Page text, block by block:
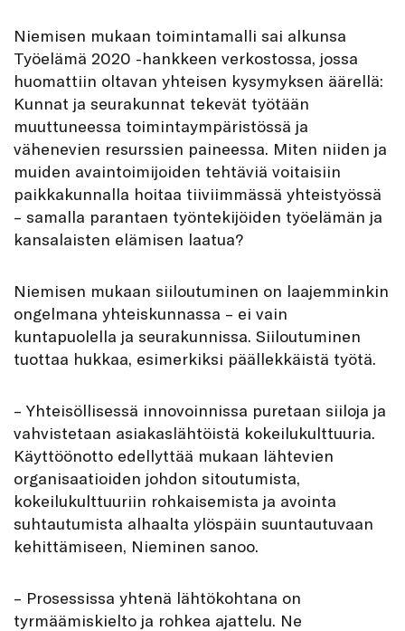
Niemisen mukaan toimintamalli sai alkunsa
Työelämä 2020 -hankkeen verkostossa, jossa
huomattiin oltavan yhteisen kysymyksen äärellä:
Kunnat ja seurakunnat tekevät työtään
muuttuneessa toimintaympäristössä ja
vähenevien resurssien paineessa. Miten niiden ja
muiden avaintoimijoiden tehtäviä voitaisiin
paikkakunnalla hoitaa tiiviimmässä yhteistyössä
– samalla parantaen työntekijöiden työelämän ja
kansalaisten elämisen laatua?
Niemisen mukaan siiloutuminen on laajemminkin
ongelmana yhteiskunnassa – ei vain
kuntapuolella ja seurakunnissa. Siiloutuminen
tuottaa hukkaa, esimerkiksi päällekkäistä työtä.
– Yhteisöllisessä innovoinnissa puretaan siiloja ja
vahvistetaan asiakaslähtöistä kokeilukulttuuria.
Käyttöönotto edellyttää mukaan lähtevien
organisaatioiden johdon sitoutumista,
kokeilukulttuuriin rohkaisemista ja avointa
suhtautumista alhaalta ylöspäin suuntautuvaan
kehittämiseen, Nieminen sanoo.
– Prosessissa yhtenä lähtökohtana on
tyrmäämiskielto ja rohkea ajattelu. Ne